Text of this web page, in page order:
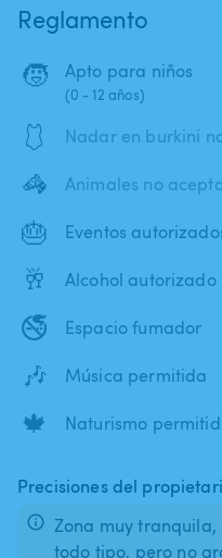
Reglamento
🧒 Apto para niños
(0 - 12 años)
🩱 Nadar en burkini
🦓 Animales no
🎂 Eventos
🥂 Alcohol autorizado
🚭 Espacio fumador
🎶 Música permitida
🍁 Naturismo
Precisiones del
Zona muy tranquila,
todo tipo, pero no